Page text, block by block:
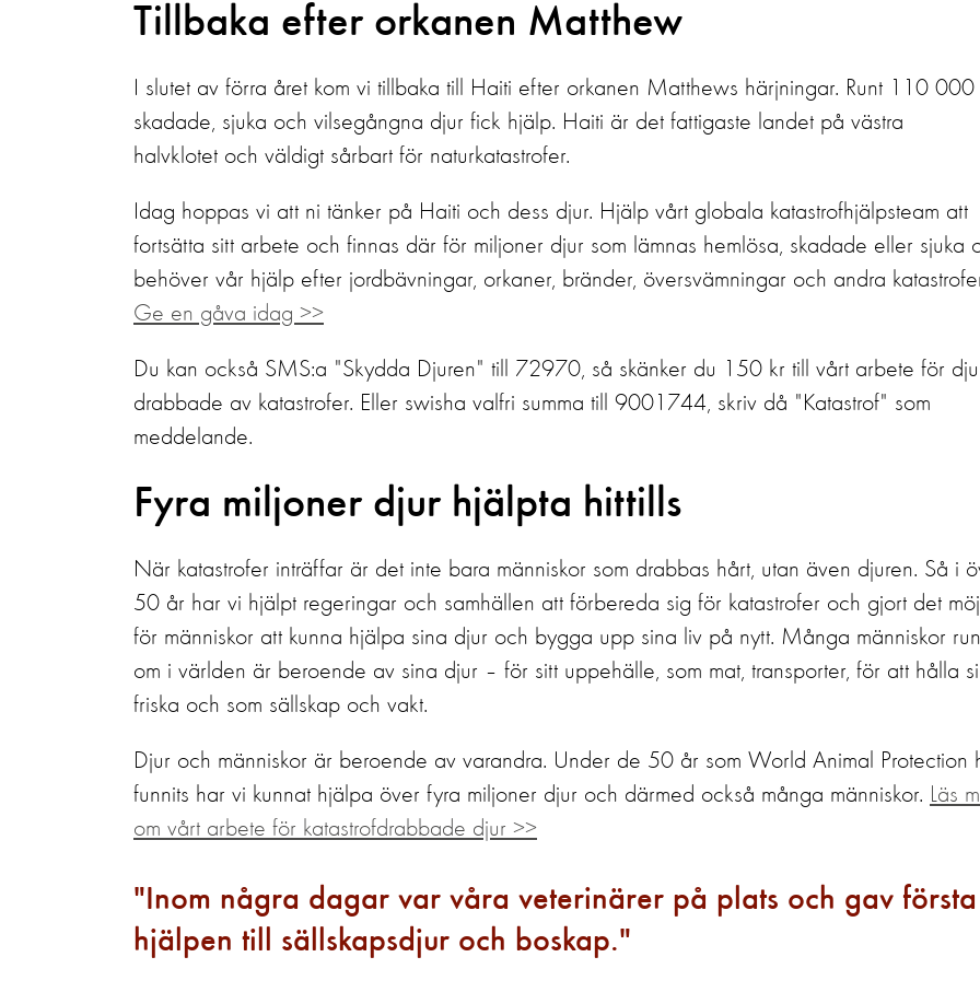
Tillbaka efter orkanen Matthew
I slutet av förra året kom vi tillbaka till Haiti efter orkanen Matthews härjningar. Runt 110 000
skadade, sjuka och vilsegångna djur fick hjälp. Haiti är det fattigaste landet på västra
halvklotet och väldigt sårbart för naturkatastrofer.
Idag hoppas vi att ni tänker på Haiti och dess djur. Hjälp vårt globala katastrofhjälpsteam att
fortsätta sitt arbete och finnas där för miljoner djur som lämnas hemlösa, skadade eller sjuka
behöver vår hjälp efter jordbävningar, orkaner, bränder, översvämningar och andra
Ge en gåva idag >>
Du kan också SMS:a "Skydda Djuren" till 72970, så skänker du 150 kr till vårt arbete för
drabbade av katastrofer. Eller swisha valfri summa till 9001744, skriv då "Katastrof" som
meddelande.
Fyra miljoner djur hjälpta hittills
När katastrofer inträffar är det inte bara människor som drabbas hårt, utan även djuren. Så i
50 år har vi hjälpt regeringar och samhällen att förbereda sig för katastrofer och gjort det
för människor att kunna hjälpa sina djur och bygga upp sina liv på nytt. Många människor
om i världen är beroende av sina djur – för sitt uppehälle, som mat, transporter, för att hålla
friska och som sällskap och vakt.
Djur och människor är beroende av varandra. Under de 50 år som World Animal Protection
funnits har vi kunnat hjälpa över fyra miljoner djur och därmed också många människor. Läs
om vårt arbete för katastrofdrabbade djur >>
Inom några dagar var våra veterinärer på plats och gav första
hjälpen till sällskapsdjur och boskap.